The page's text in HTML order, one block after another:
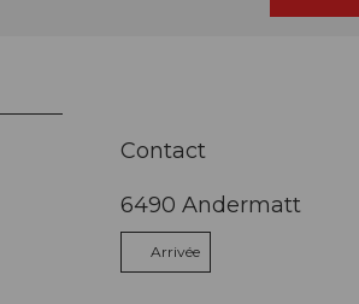
Contact
6490 Andermatt
Arrivée